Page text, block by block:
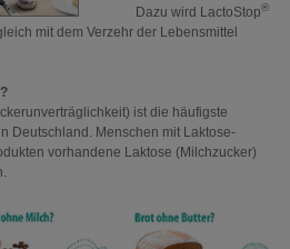
Dazu wird LactoStop®
mit dem Verzehr der Lebensmittel
ist die häufigste
Deutschland. Menschen mit Laktose-
vorhandene Laktose (Milchzucker)